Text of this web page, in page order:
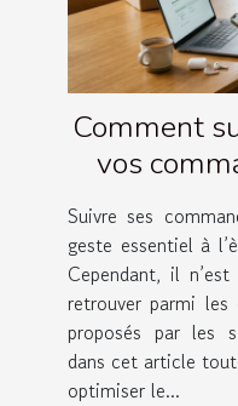
Comment
vos
Suivre ses
geste essentiel à
Cependant, il
retrouver parmi
proposés par les
dans cet article
optimiser le...